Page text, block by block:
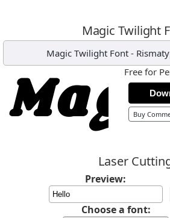
Magic Twilight
Magic Twilight Font -
Free for
Buy
Laser
Preview:
Choose a font: